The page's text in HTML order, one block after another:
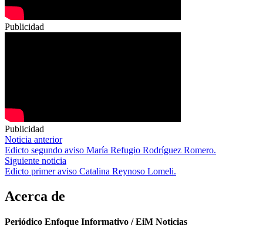
Publicidad
Publicidad
Navegación
de
entradas
Noticia anterior
Edicto segundo aviso María Refugio Rodríguez Romero.
Siguiente noticia
Edicto primer aviso Catalina Reynoso Lomeli.
Acerca de
Periódico Enfoque Informativo / EiM Noticias